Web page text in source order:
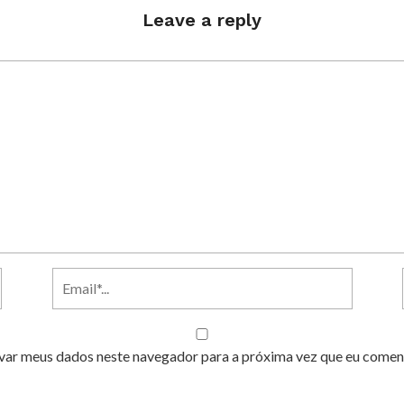
Leave a reply
meus dados neste navegador para a próxima vez que eu